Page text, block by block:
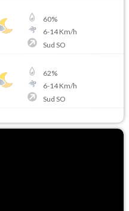
60%
6-14Km/h
Sud SO
62%
6-14Km/h
Sud SO